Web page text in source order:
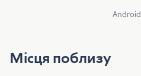
Android
Місця поблизу